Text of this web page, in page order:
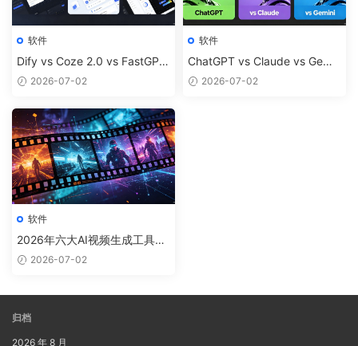
软件
Dify vs Coze 2.0 vs FastGP
T：2026年主流AI应用构建平
2026-07-02
软件
ChatGPT vs Claude vs Gemin
i 2026横评：三大AI助手谁最
2026-07-02
软件
2026年六大AI视频生成工具横
评：Runway Gen-4、可灵3.
2026-07-02
归档
2026 年 8 月